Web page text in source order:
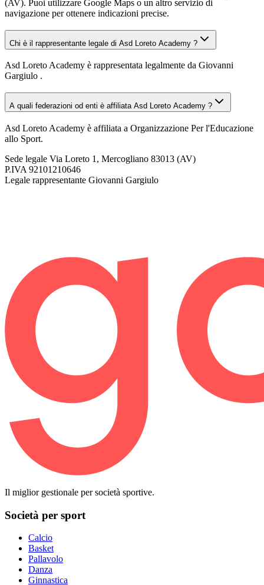
(AV). Puoi utilizzare Google Maps o un altro servizio di
navigazione per ottenere indicazioni precise.
Chi è il rappresentante legale di Asd Loreto Academy ?
Asd Loreto Academy è rappresentata legalmente da Giovanni
Gargiulo .
A quali federazioni od enti è affiliata Asd Loreto Academy ?
Asd Loreto Academy è affiliata a Organizzazione Per l'Educazione
allo Sport.
Sede legale Via Loreto 1, Mercogliano 83013 (AV)
P.IVA 92101210646
Legale rappresentante Giovanni Gargiulo
Il miglior gestionale per società sportive.
Società per sport
Calcio
Basket
Pallavolo
Danza
Ginnastica